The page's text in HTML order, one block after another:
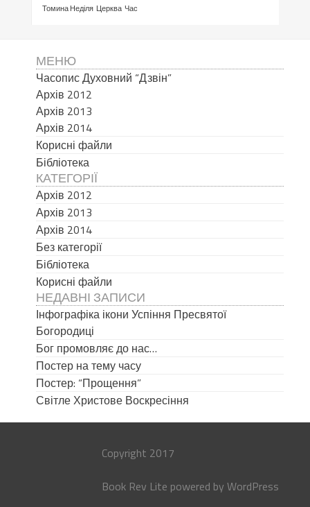
Томина Неділя Церква Час
МЕНЮ
Часопис Духовний “Дзвін”
Архів 2012
Архів 2013
Архів 2014
Корисні файли
Бібліотека
КАТЕГОРІЇ
Архів 2012
Архів 2013
Архів 2014
Без категорії
Бібліотека
Корисні файли
НЕДАВНІ ЗАПИСИ
Інфографіка ікони Успіння Пресвятої
Богородиці
Бог промовляє до нас…
Постер на тему часу
Постер: “Прощення”
Світле Христове Воскресіння
Copyright 2017
Book Rev Lite powered byWordPress